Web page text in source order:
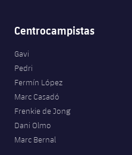
Centrocampistas
Gavi
Pedri
Fermín López
Marc Casadó
Frenkie de Jong
Dani Olmo
Marc Bernal